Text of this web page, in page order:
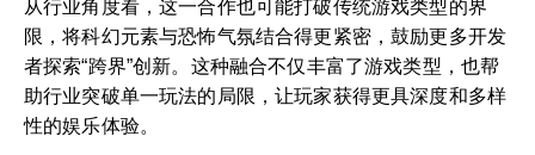
从行业角度看，这一合作也可能打破传统游戏类型的界
限，将科幻元素与恐怖气氛结合得更紧密，鼓励更多开发
者探索“跨界”创新。这种融合不仅丰富了游戏类型，也帮
助行业突破单一玩法的局限，让玩家获得更具深度和多样
性的娱乐体验。